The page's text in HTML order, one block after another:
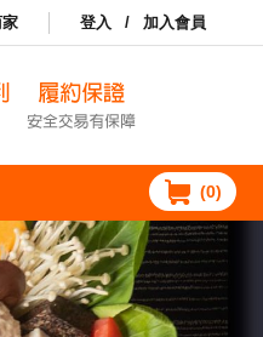
登入 / 加入會員
(0)